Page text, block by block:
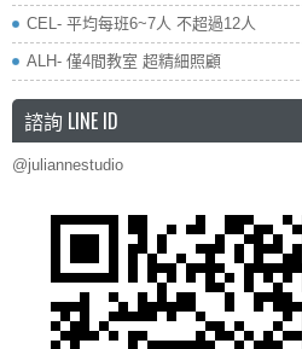
CEL- 平均每班6~7人 不超過12人
ALH- 僅4間教室 超精細照顧
諮詢 LINE ID
@juliannestudio